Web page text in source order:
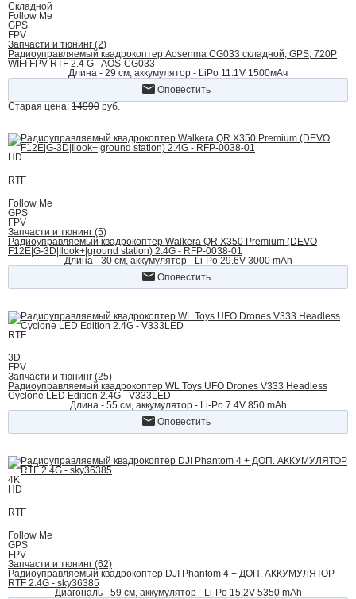
Складной
Follow Me
GPS
FPV
Запчасти и тюнинг (2)
Радиоуправляемый квадрокоптер Aosenma CG033 складной, GPS, 720P
WIFI FPV RTF 2.4 G - AOS-CG033
Длина - 29 см, аккумулятор - LiPo 11.1V 1500мАч
Оповестить
Старая цена: 14990 руб.
HD
RTF
Follow Me
GPS
FPV
Запчасти и тюнинг (5)
Радиоуправляемый квадрокоптер Walkera QR X350 Premium (DEVO
F12E|G-3D|Ilook+|ground station) 2.4G - RFP-0038-01
Длина - 30 см, аккумулятор - Li-Po 29.6V 3000 mAh
Оповестить
RTF
3D
FPV
Запчасти и тюнинг (25)
Радиоуправляемый квадрокоптер WL Toys UFO Drones V333 Headless
Cyclone LED Edition 2.4G - V333LED
Длина - 55 см, аккумулятор - Li-Po 7.4V 850 mAh
Оповестить
4K
HD
RTF
Follow Me
GPS
FPV
Запчасти и тюнинг (62)
Радиоуправляемый квадрокоптер DJI Phantom 4 + ДОП. АККУМУЛЯТОР
RTF 2.4G - sky36385
Диагональ - 59 см, аккумулятор - Li-Po 15.2V 5350 mAh